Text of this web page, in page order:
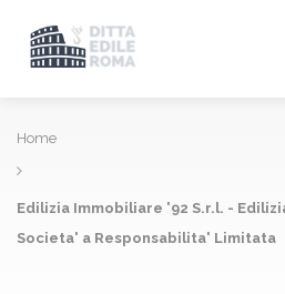
Home
Edilizia Immobiliare '92 S.r.l. -
Societa' a Responsabilita' Limitata